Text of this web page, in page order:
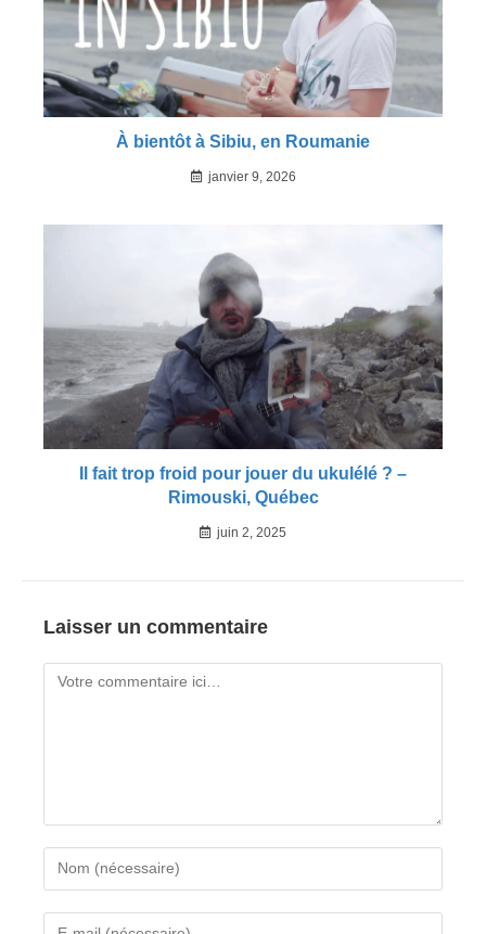
À bientôt à Sibiu, en Roumanie
janvier 9, 2026
Il fait trop froid pour jouer du ukulélé ? –
Rimouski, Québec
juin 2, 2025
Laisser un commentaire
Comment
Enter
your
name
Enter